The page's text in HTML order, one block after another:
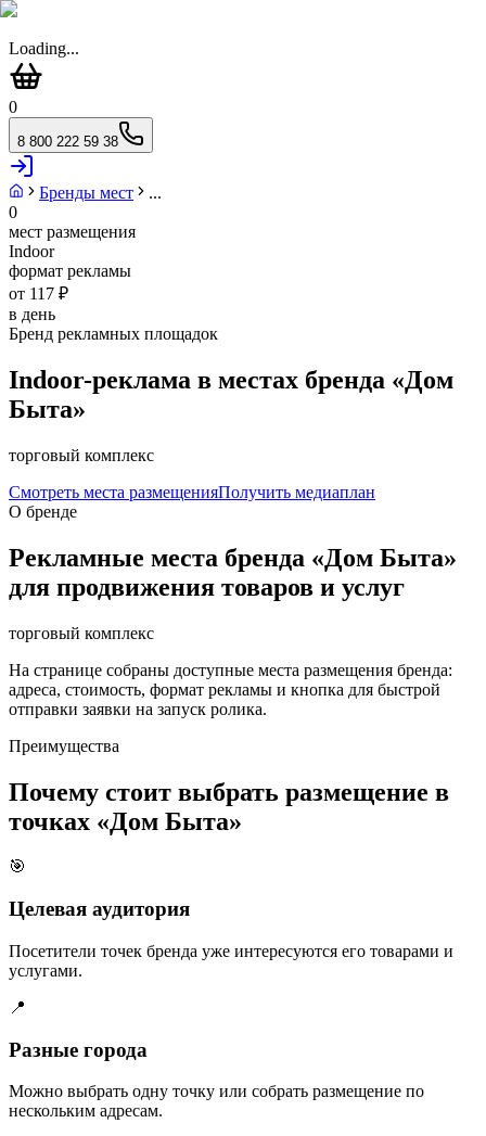
Loading...
0
8 800 222 59 38
Бренды мест
...
0
мест размещения
Indoor
формат рекламы
от 117 ₽
в день
Бренд рекламных площадок
Indoor-реклама в местах бренда «Дом
Быта»
торговый комплекс
Смотреть места размещенияПолучить медиаплан
О бренде
Рекламные места бренда «Дом Быта»
для продвижения товаров и услуг
торговый комплекс
На странице собраны доступные места размещения бренда:
адреса, стоимость, формат рекламы и кнопка для быстрой
отправки заявки на запуск ролика.
Преимущества
Почему стоит выбрать размещение в
точках «Дом Быта»
🎯
Целевая аудитория
Посетители точек бренда уже интересуются его товарами и
услугами.
📍
Разные города
Можно выбрать одну точку или собрать размещение по
нескольким адресам.